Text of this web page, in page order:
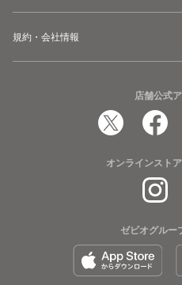
規約・会社情報
店舗公式
オンラインスト
ゼビオグルー